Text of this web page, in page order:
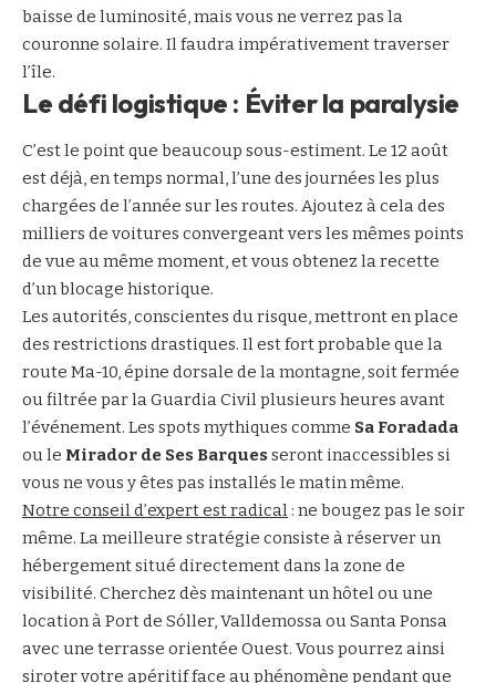
baisse de luminosité, mais vous ne verrez pas la
couronne solaire. Il faudra impérativement traverser
l’île.
Le défi logistique : Éviter la paralysie
C’est le point que beaucoup sous-estiment. Le 12 août
est déjà, en temps normal, l’une des journées les plus
chargées de l’année sur les routes. Ajoutez à cela des
milliers de voitures convergeant vers les mêmes points
de vue au même moment, et vous obtenez la recette
d’un blocage historique.
Les autorités, conscientes du risque, mettront en place
des restrictions drastiques. Il est fort probable que la
route Ma-10, épine dorsale de la montagne, soit fermée
ou filtrée par la Guardia Civil plusieurs heures avant
l’événement. Les spots mythiques comme Sa Foradada
ou le Mirador de Ses Barquesseront inaccessibles si
vous ne vous y êtes pas installés le matin même.
Notre conseil d’expert est radical : ne bougez pas le soir
même. La meilleure stratégie consiste à réserver un
hébergement situé directement dans la zone de
visibilité. Cherchez dès maintenant un hôtel ou une
location à Port de Sóller, Valldemossa ou Santa Ponsa
avec une terrasse orientée Ouest. Vous pourrez ainsi
siroter votre apéritif face au phénomène pendant que